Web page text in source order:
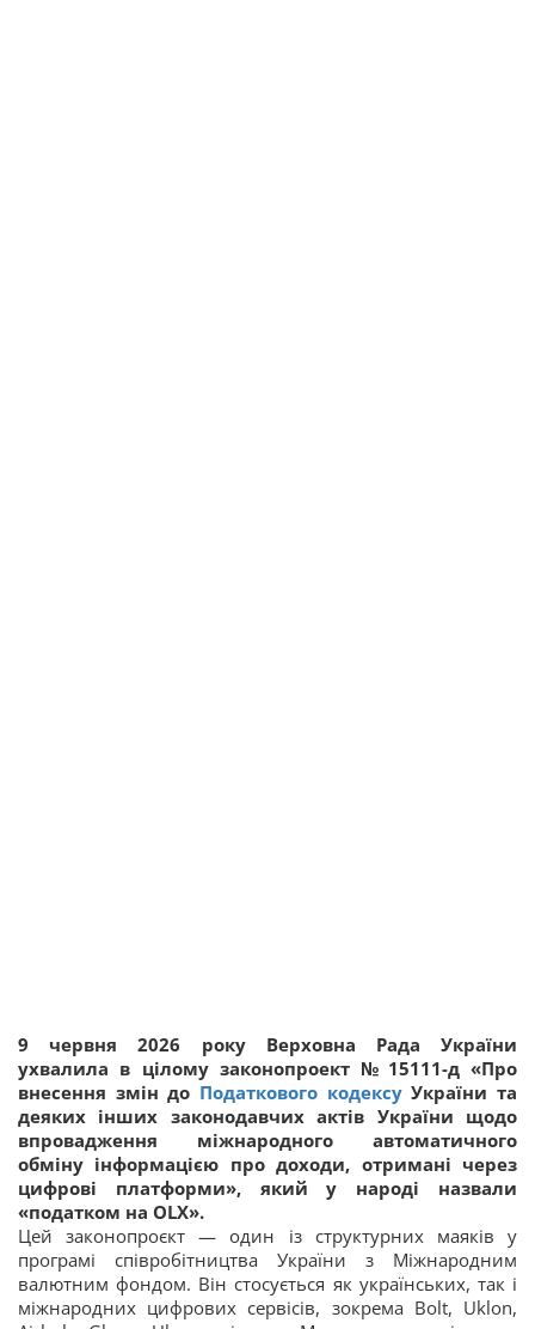
9 червня 2026 року Верховна Рада України
ухвалила в цілому законопроект № 15111-д «Про
внесення змін до Податкового кодексуУкраїни та
деяких інших законодавчих актів України щодо
впровадження міжнародного автоматичного
обміну інформацією про доходи, отримані через
цифрові платформи», який у народі назвали
«податком на OLX».
Цей законопроєкт — один із структурних маяків у
програмі співробітництва України з Міжнародним
валютним фондом. Він стосується як українських, так і
міжнародних цифрових сервісів, зокрема Bolt, Uklon,